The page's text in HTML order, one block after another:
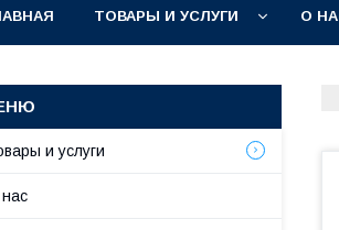
ТОВАРЫ И УСЛУГИ О
и услуги